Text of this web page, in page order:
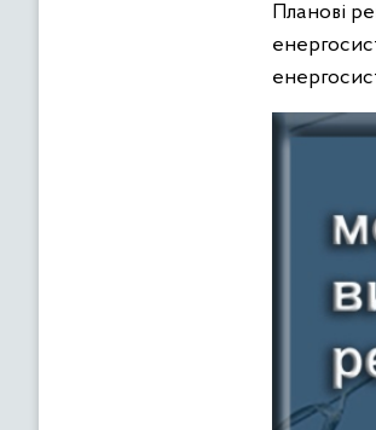
Планові